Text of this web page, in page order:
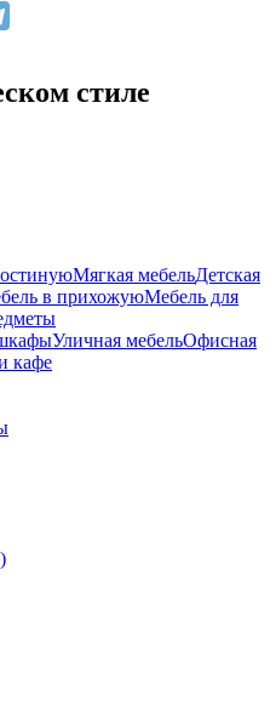
стиле
в прихожуюМебель для
кафе